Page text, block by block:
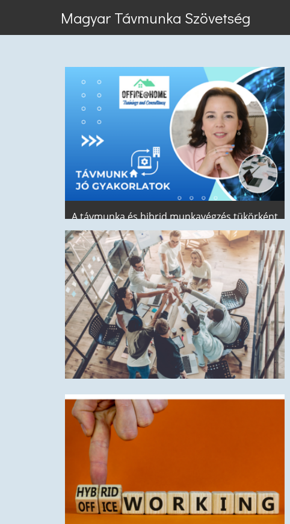
Magyar Távmunka Szövetség
A távmunka és hibrid munkavégzés tükörként
szolgál, hogy megmutassa mennyire
működőképes is egy szervezet – Interjú
Kápolnás Vera OFFICE@HOME program
alapítójával
Fiatalok felkészítése a távmunkára – Hogyan
segíthet az online képzés ?